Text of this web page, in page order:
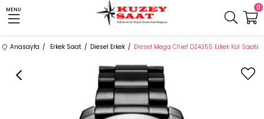
MENU 0
Anasayfa Erkek Saat Diesel Erkek Diesel Mega Chief DZ4355 Erkek Kol Saati